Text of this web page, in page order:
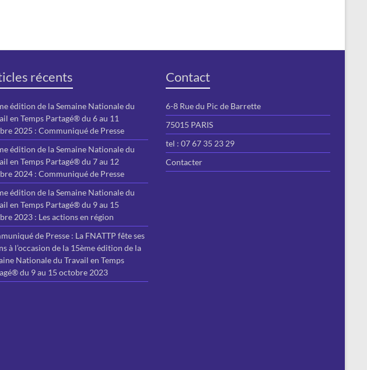
récents
édition de la Semaine Nationale du
en Temps Partagé® du 6 au 11
2025 : Communiqué de Presse
édition de la Semaine Nationale du
en Temps Partagé® du 7 au 12
2024 : Communiqué de Presse
édition de la Semaine Nationale du
en Temps Partagé® du 9 au 15
2023 : Les actions en région
de Presse : La FNATTP fête ses
à l’occasion de la 15ème édition de la
Nationale du Travail en Temps
du 9 au 15 octobre 2023
Contact
6-8 Rue du Pic de Barrette
75015 PARIS
tel : 07 67 35 23 29
Contacter